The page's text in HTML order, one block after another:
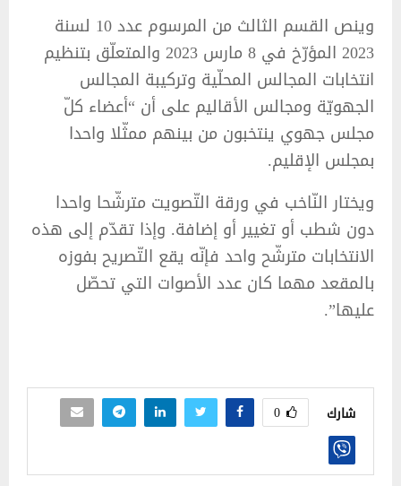
وينص القسم الثالث من المرسوم عدد 10 لسنة
2023 المؤرّخ في 8 مارس 2023 والمتعلّق بتنظيم
انتخابات المجالس المحلّية وتركيبة المجالس
الجهويّة ومجالس الأقاليم على أن “أعضاء كلّ
مجلس جهوي ينتخبون من بينهم ممثّلا واحدا
بمجلس الإقليم.
ويختار النّاخب في ورقة التّصويت مترشّحا واحدا
دون شطب أو تغيير أو إضافة. وإذا تقدّم إلى هذه
الانتخابات مترشّح واحد فإنّه يقع التّصريح بفوزه
بالمقعد مهما كان عدد الأصوات التي تحصّل
عليها”.
شارك 0